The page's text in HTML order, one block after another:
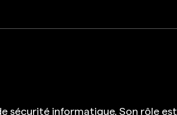
sécurité informatique. Son rôle est